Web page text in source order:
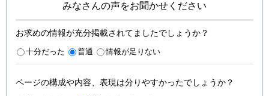
みなさんの声をお聞かせください
お求めの情報が充分掲載されてましたでしょうか？
十分だった 普通 情報が足りない
ページの構成や内容、表現は分りやすかったでしょうか？